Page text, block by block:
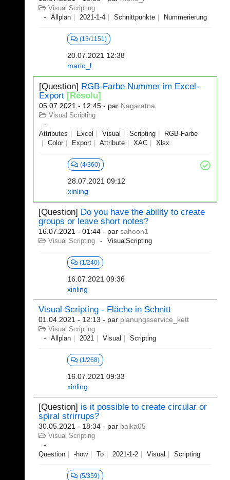
Visual Scripting
Allplan
2021-1-4 Schnittpunkte Nummerierung
(13/1151)
20.07.2021 12:38
mario_l
[Question] RGB-Farbe Nummer im Excel-
Export [Résolu]
05.07.2021 - 12:45 - par Nagaratna
Visual Scripting
Attributes Excel Visual Scripting
RGB-Farbe
Color
Export Attribute XAC Xlsx
(4/360)
28.07.2021 09:12
xinling
[Question] Do you have the ability to create
groups or leave short notes?
16.07.2021 - 01:44 - par sahoon1
Visual Scripting VisualScripting
(1/240)
16.07.2021 09:36
xinling
Visual Scripting - Fläche in Schnitt
01.04.2021 - 12:13 - par planungsservice_kett
Visual Scripting
Allplan
2021 Visual Scripting
(1/268)
16.07.2021 09:33
xinling
[Question] is it possible to create circular or
spiral strirrups?
30.05.2021 - 18:34 - par balka05
Visual Scripting
Question -how To 2021-1-2 Visual Scripting
(5/359)